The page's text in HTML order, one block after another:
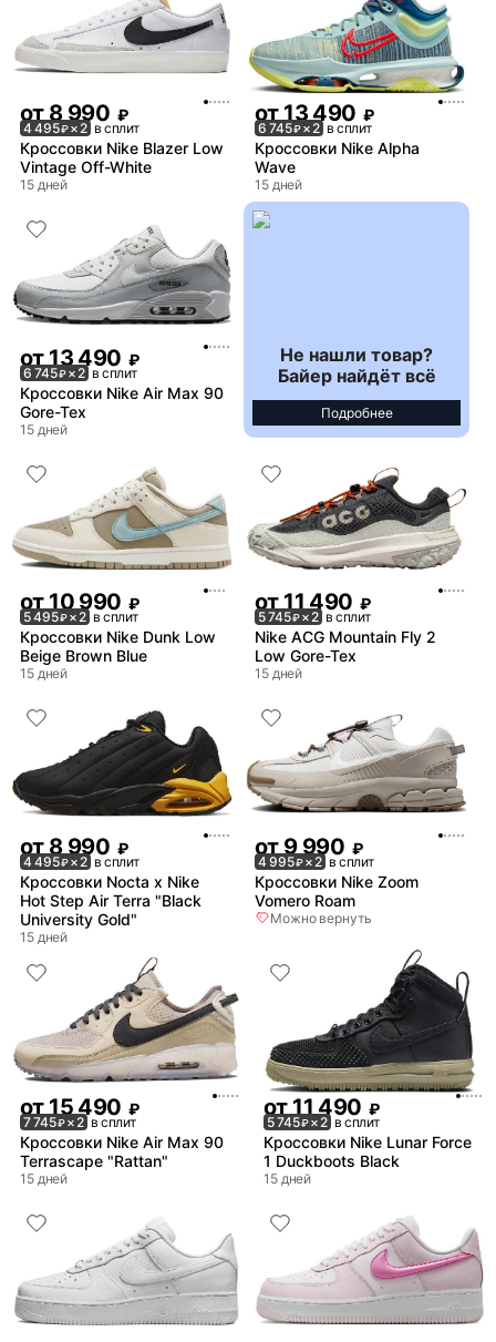
от8 990 ₽
4 495₽× 2 в сплит
Кроссовки Nike Blazer Low
Vintage Off-White
15 дней
от13 490 ₽
6 745₽× 2 в сплит
Кроссовки Nike Alpha
Wave
15 дней
от13 490 ₽
6 745₽× 2 в сплит
Кроссовки Nike Air Max 90
Gore-Tex
15 дней
Не нашли товар?
Байер найдёт всё
Подробнее
от10 990 ₽
5 495₽× 2 в сплит
Кроссовки Nike Dunk Low
Beige Brown Blue
15 дней
от11 490 ₽
5 745₽× 2 в сплит
Nike ACG Mountain Fly 2
Low Gore-Tex
15 дней
от8 990 ₽
4 495₽× 2 в сплит
Кроссовки Nocta x Nike
Hot Step Air Terra "Black
University Gold"
15 дней
от9 990 ₽
4 995₽× 2 в сплит
Кроссовки Nike Zoom
Vomero Roam
Можно вернуть
от 15 490 ₽
7 745₽× 2 в сплит
Кроссовки Nike Air Max 90
Terrascape "Rattan"
15 дней
от 11 490 ₽
5 745₽× 2 в сплит
Кроссовки Nike Lunar Force
1 Duckboots Black
15 дней